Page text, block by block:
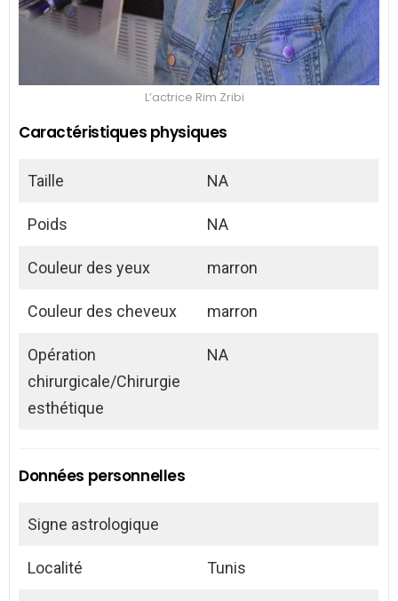
L’actrice Rim Zribi
Caractéristiques physiques
Taille NA
Poids NA
Couleur des yeux marron
Couleur des cheveux marron
Opération
chirurgicale/Chirurgie
esthétique
NA
Données personnelles
Signe astrologique
Localité Tunis